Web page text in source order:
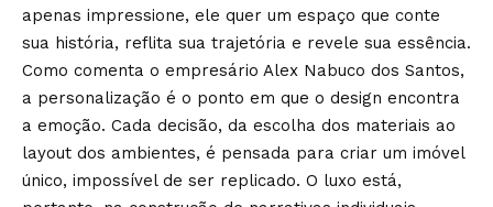
apenas impressione, ele quer um espaço que conte
sua história, reflita sua trajetória e revele sua essência.
Como comenta o empresário Alex Nabuco dos Santos,
a personalização é o ponto em que o design encontra
a emoção. Cada decisão, da escolha dos materiais ao
layout dos ambientes, é pensada para criar um imóvel
único, impossível de ser replicado. O luxo está,